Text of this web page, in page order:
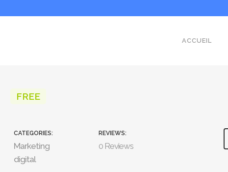
ACCUEIL
FREE
CATEGORIES:
Marketing
digital
REVIEWS:
0 Reviews